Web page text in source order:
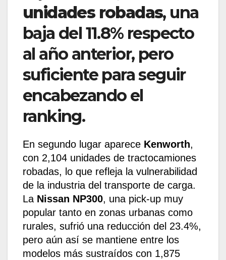
unidades robadas, una
baja del 11.8% respecto
al año anterior, pero
suficiente para seguir
encabezando el
ranking.
En segundo lugar aparece Kenworth,
con 2,104 unidades de tractocamiones
robadas, lo que refleja la vulnerabilidad
de la industria del transporte de carga.
La Nissan NP300, una pick-up muy
popular tanto en zonas urbanas como
rurales, sufrió una reducción del 23.4%,
pero aún así se mantiene entre los
modelos más sustraídos con 1,875